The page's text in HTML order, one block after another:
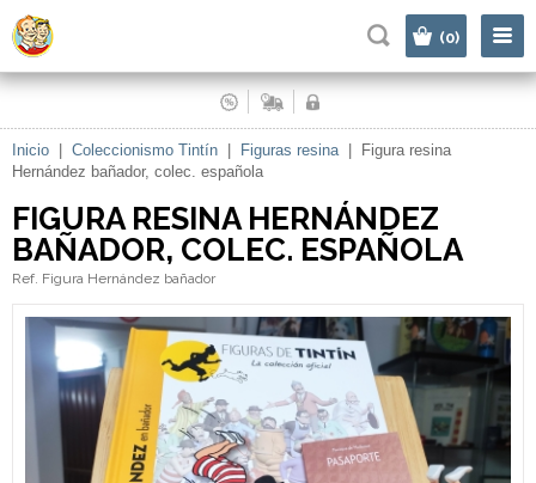
(0)
Inicio Coleccionismo Tintín Figuras resina|
Figura resina
Hernández bañador, colec. española
FIGURA RESINA HERNÁNDEZ
BAÑADOR, COLEC. ESPAÑOLA
Ref. Figura Hernández bañador